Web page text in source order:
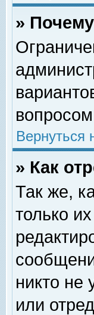
»
Вернуться
» Как
Так же,
только
никто не
или